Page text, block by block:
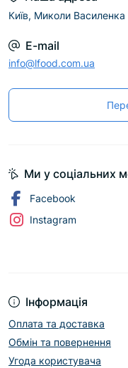
Київ, Миколи Василенка
E-mail
info@lfood.com.ua
Інформація
Оплата та доставка
Обмін та повернення
Угода користувача
Ми у соціальних
Facebook
Instagram